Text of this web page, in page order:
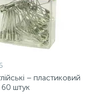
– пластиковий
60 штук